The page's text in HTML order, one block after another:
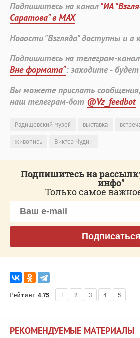
Подпишитесь на канал"ИА
Саратова" в MAX
Новости "Взгляда" доступны и в
Подпишитесь на телеграм-канал
Вне формата": заходите -
Вы можете прислать
наш телеграм-бот @Vz_feedbot
Радищевский музей выставка
живопись
Виктор Чудин
Подпишитесь на
инфо"
Только самое
Подписаться
Рейтинг:4.75 1 2 3 4 5
РЕКОМЕНДУЕМЫЕ МАТЕРИАЛЫ